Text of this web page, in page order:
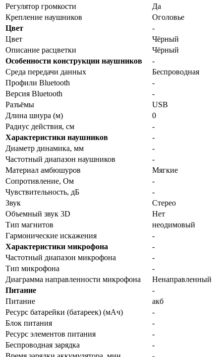
Регулятор громкости
Да
Крепление наушников
Оголовье
Цвет
-
Цвет
Чёрный
Описание расцветки
Чёрный
Особенности конструкции наушников
-
Среда передачи данных
Беспроводная
Профили Bluetooth
-
Версия Bluetooth
-
Разъёмы
USB
Длина шнура (м)
0
Радиус действия, см
-
Характеристики наушников
-
Диаметр динамика, мм
-
Частотный диапазон наушников
-
Материал амбюшуров
Мягкие
Сопротивление, Ом
-
Чувствительность, дБ
-
Звук
Стерео
Объемный звук 3D
Нет
Тип магнитов
неодимовый
Гармонические искажения
-
Характеристики микрофона
-
Частотный диапазон микрофона
-
Тип микрофона
-
Диаграмма направленности микрофона
Ненаправленный
Питание
-
Питание
акб
Ресурс батарейки (батареек) (мАч)
-
Блок питания
-
Ресурс элементов питания
-
Беспроводная зарядка
-